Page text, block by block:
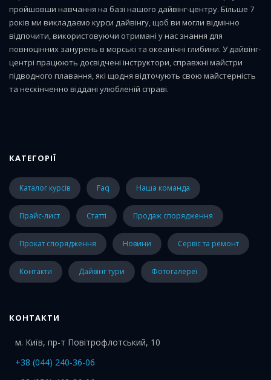
пройшовши навчання на базі нашого дайвінг-центру. Більше 7
років ми викладаємо курси дайвінгу, щоб ви могли відмінно
відпочити, використовуючи отримані у нас знання для
повноцінних занурень в морські та океанічні глибини. У дайвінг-
центрі працюють досвідчені інструктори, справжні майстри
підводного плавання, які щодня відточують свою майстерність
та нескінченно віддані улюбленій справі.
КАТЕГОРІЇ
каталог курсів faq наша команда
прайс-лист статті Продаж спорядження
Прокат спорядження Новини Сервіс та ремонт
Контакти Дайвінг тури Фотогалереї
КОНТАКТИ
м. Київ, пр-т Повітрофлотський, 10
+38 (044) 240-36-06